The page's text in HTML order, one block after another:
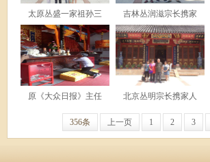
太原丛盛一家祖孙三 吉林丛润滋宗长携家
原《大众日报》主任 北京丛明宗长携家人
356条 上一页 1 2 3